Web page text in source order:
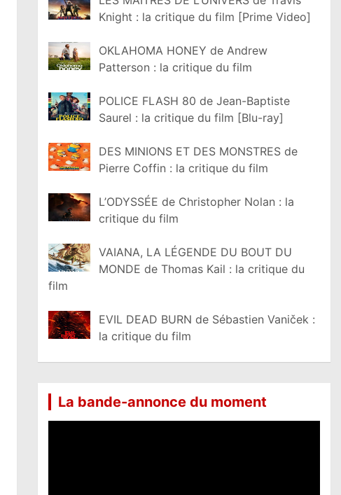
Knight : la critique du film [Prime Video]
OKLAHOMA HONEY de Andrew
Patterson : la critique du film
POLICE FLASH 80 de Jean-Baptiste
Saurel : la critique du film [Blu-ray]
DES MINIONS ET DES MONSTRES de
Pierre Coffin : la critique du film
L’ODYSSÉE de Christopher Nolan : la
critique du film
VAIANA, LA LÉGENDE DU BOUT DU
MONDE de Thomas Kail : la critique du
film
EVIL DEAD BURN de Sébastien Vaniček :
la critique du film
La bande-annonce du moment